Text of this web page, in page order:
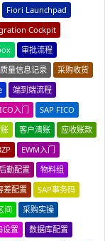
Fiori Launchpad
Cockpit
审批流程
质量信息记录
采购收货
端到端流程
入门
SAP FICO
客户清账
应收账款
EWM入门
勤配置
物料组
差配置
SAP事务码
间
采购实操
设置
数据库配置